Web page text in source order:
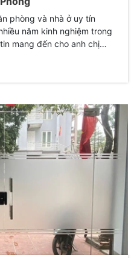
phòng và nhà ở uy tín
năm kinh nghiệm trong
mang đến cho anh chị